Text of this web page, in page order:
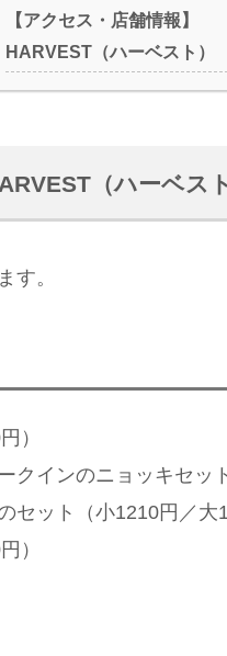
【アクセス・店舗情報】
HARVEST（ハーベスト）
（ハーベスト
す。
）
クインのニョッキセッ
セット（小1210円／大
）